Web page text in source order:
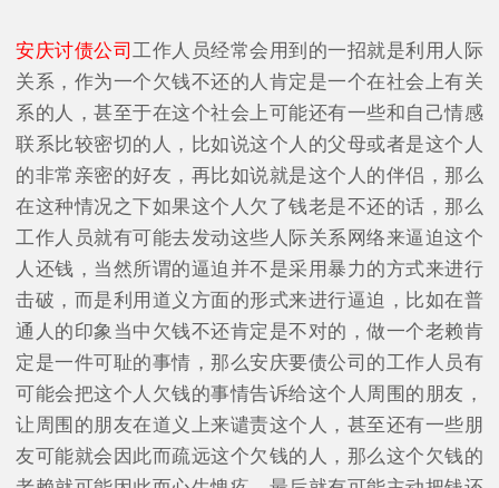
安庆讨债公司工作人员经常会用到的一招就是利用人际
关系，作为一个欠钱不还的人肯定是一个在社会上有关
系的人，甚至于在这个社会上可能还有一些和自己情感
联系比较密切的人，比如说这个人的父母或者是这个人
的非常亲密的好友，再比如说就是这个人的伴侣，那么
在这种情况之下如果这个人欠了钱老是不还的话，那么
工作人员就有可能去发动这些人际关系网络来逼迫这个
人还钱，当然所谓的逼迫并不是采用暴力的方式来进行
击破，而是利用道义方面的形式来进行逼迫，比如在普
通人的印象当中欠钱不还肯定是不对的，做一个老赖肯
定是一件可耻的事情，那么安庆要债公司的工作人员有
可能会把这个人欠钱的事情告诉给这个人周围的朋友，
让周围的朋友在道义上来谴责这个人，甚至还有一些朋
友可能就会因此而疏远这个欠钱的人，那么这个欠钱的